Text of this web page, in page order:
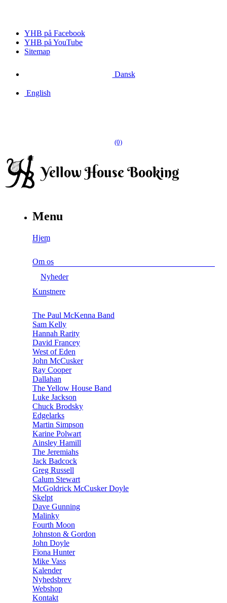
YHB på Facebook
YHB på YouTube
Sitemap
Dansk
English
(0)
Menu
Hjem
Om os
Nyheder
Kunstnere
The Paul McKenna Band
Sam Kelly
Hannah Rarity
David Francey
West of Eden
John McCusker
Ray Cooper
Dallahan
The Yellow House Band
Luke Jackson
Chuck Brodsky
Edgelarks
Martin Simpson
Karine Polwart
Ainsley Hamill
The Jeremiahs
Jack Badcock
Greg Russell
Calum Stewart
McGoldrick McCusker Doyle
Skelpt
Dave Gunning
Malinky
Fourth Moon
Johnston & Gordon
John Doyle
Fiona Hunter
Mike Vass
Kalender
Nyhedsbrev
Webshop
Kontakt